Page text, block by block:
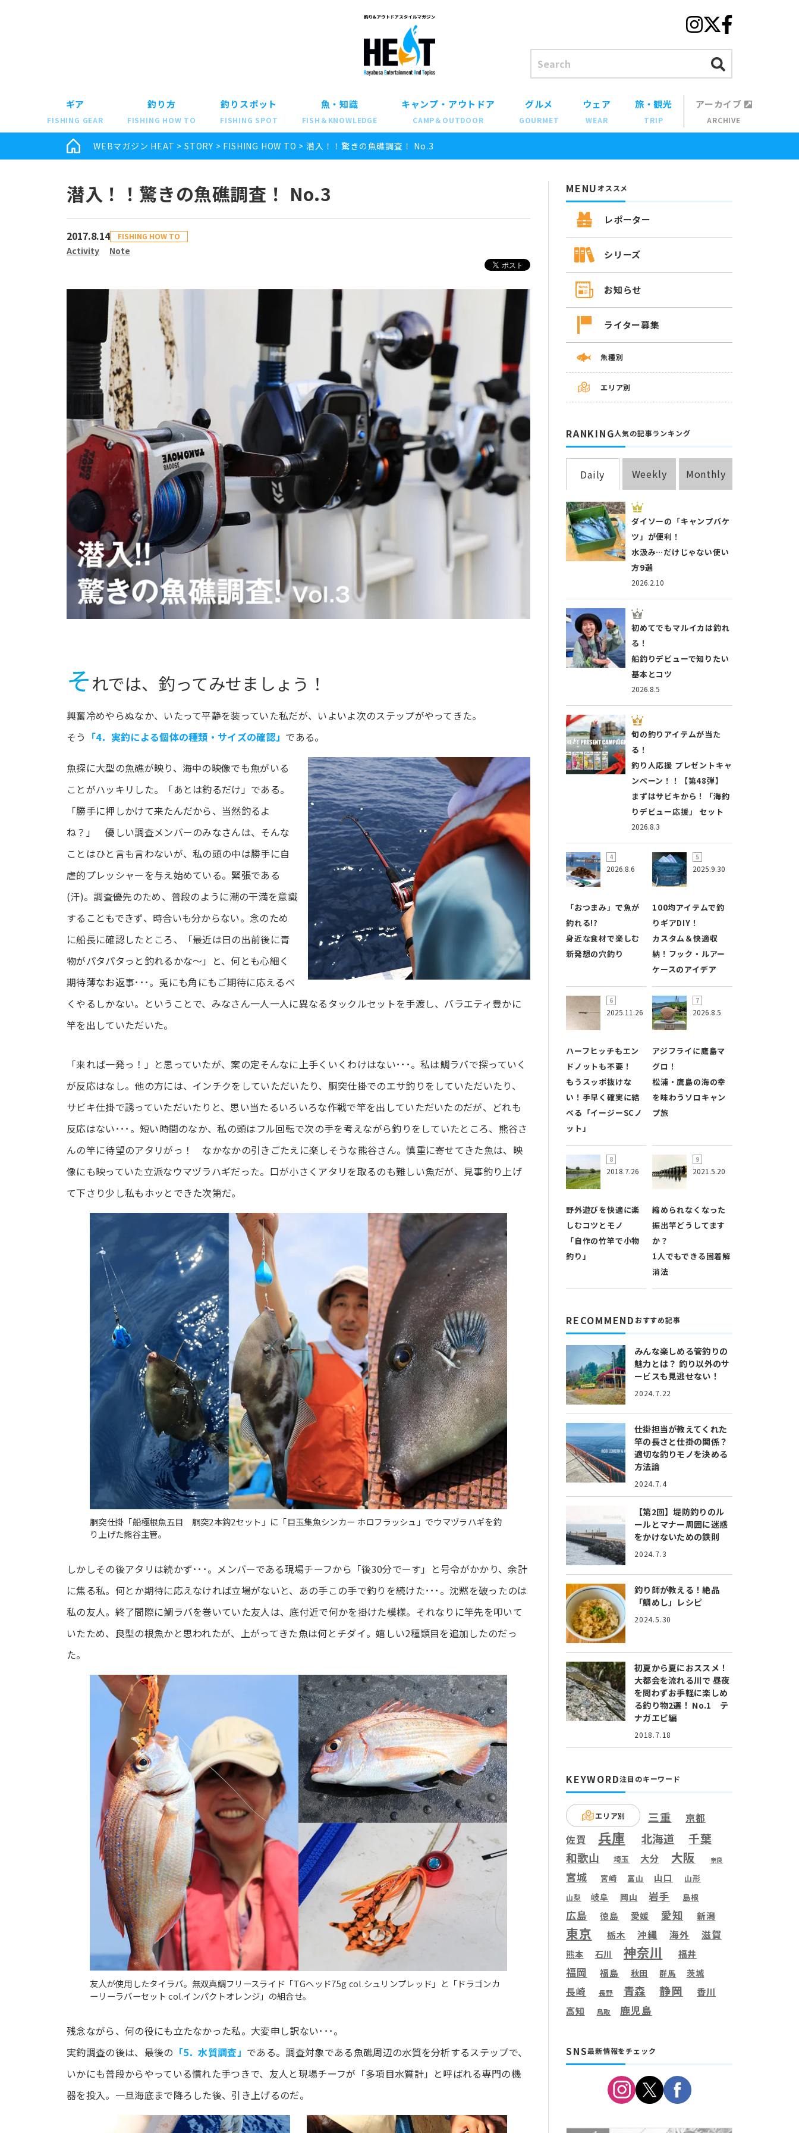
ギア
FISHING GEAR
釣り方
FISHING HOW TO
釣りスポット
FISHING SPOT
魚・知識
FISH＆KNOWLEDGE
キャンプ・アウトドア
CAMP＆OUTDOOR
グルメ
GOURMET
ウェア
WEAR
旅・観光
TRIP
アーカイブ
ARCHIVE
WEBマガジン HEAT >STORY > FISHING HOW TO >潜入！！驚きの魚礁調査！ No.3
潜入！！驚きの魚礁調査！ No.3
2017.8.14 FISHING HOW TO
Activity Note
それでは、釣ってみせましょう！
興奮冷めやらぬなか、いたって平静を装っていた私だが、いよいよ次のステップがやってきた。
そう 「4．実釣による個体の種類・サイズの確認」 である。
魚探に大型の魚礁が映り、海中の映像でも魚がいる
ことがハッキリした。「あとは釣るだけ」である。
「勝手に押しかけて来たんだから、当然釣るよ
ね？」 優しい調査メンバーのみなさんは、そんな
ことはひと言も言わないが、私の頭の中は勝手に自
虐的プレッシャーを与え始めている。緊張である
(汗)。調査優先のため、普段のように潮の干満を意識
することもできず、時合いも分からない。念のため
に船長に確認したところ、「最近は日の出前後に青
物がパタパタっと釣れるかな～」と、何とも心細く
期待薄なお返事･･･。兎にも角にもご期待に応えるべ
くやるしかない。ということで、みなさん一人一人に異なるタックルセットを手渡し、バラエティ豊かに
竿を出していただいた。
「来れば一発っ！」と思っていたが、案の定そんなに上手くいくわけはない･･･。私は鯛ラバで探っていく
が反応はなし。他の方には、インチクをしていただいたり、胴突仕掛でのエサ釣りをしていただいたり、
サビキ仕掛で誘っていただいたりと、思い当たるいろいろな作戦で竿を出していただいたのだが、どれも
反応はない･･･。短い時間のなか、私の頭はフル回転で次の手を考えながら釣りをしていたところ、熊谷さ
んの竿に待望のアタリがっ！ なかなかの引きごたえに楽しそうな熊谷さん。慎重に寄せてきた魚は、映
像にも映っていた立派なウマヅラハギだった。口が小さくアタリを取るのも難しい魚だが、見事釣り上げ
て下さり少し私もホッとできた次第だ。
胴突仕掛「船極根魚五目 胴突2本鈎2セット」に「目玉集魚シンカー ホロフラッシュ」でウマヅラハギを釣
り上げた熊谷主管。
しかしその後アタリは続かず･･･。メンバーである現場チーフから「後30分でーす」と号令がかかり、余計
に焦る私。何とか期待に応えなければ立場がないと、あの手この手で釣りを続けた･･･。沈黙を破ったのは
私の友人。終了間際に鯛ラバを巻いていた友人は、底付近で何かを掛けた模様。それなりに竿先を叩いて
いたため、良型の根魚かと思われたが、上がってきた魚は何とチダイ。嬉しい2種類目を追加したのだっ
た。
友人が使用したタイラバ。無双真鯛フリースライド「TGヘッド75g col.シュリンプレッド」と「ドラゴンカ
ーリーラバーセット col.インパクトオレンジ」の組合せ。
残念ながら、何の役にも立たなかった私。大変申し訳ない･･･。
実釣調査の後は、最後の 「5．水質調査」 である。調査対象である魚礁周辺の水質を分析するステップで、
いかにも普段からやっている慣れた手つきで、友人と現場チーフが「多項目水質計」と呼ばれる専門の機
器を投入。一旦海底まで降ろした後、引き上げるのだ。
MENUオススメ
レポーター
シリーズ
お知らせ
ライター募集
魚種別
エリア別
RANKING人気の記事ランキング
Daily Weekly Monthly
2026.2.10
ダイソーの「キャンプバケ
ツ」が便利！
水汲み…だけじゃない使い
方9選
2026.8.5
初めてでもマルイカは釣れ
る！
船釣りデビューで知りたい
基本とコツ
2026.8.3
旬の釣りアイテムが当た
る！
釣り人応援 プレゼントキャ
ンペーン！！【第48弾】
まずはサビキから！「海釣
りデビュー応援」 セット
2026.8.6
「おつまみ」で魚が
釣れる!?
身近な食材で楽しむ
新発想の穴釣り
2025.9.30
100均アイテムで釣
りギアDIY！
カスタム＆快適収
納！フック・ルアー
ケースのアイデア
2025.11.26
ハーフヒッチもエン
ドノットも不要！
もうスッポ抜けな
い！手早く確実に結
べる「イージーSCノ
ット」
2026.8.5
アジフライに鷹島マ
グロ！
松浦・鷹島の海の幸
を味わうソロキャン
プ旅
2018.7.26
野外遊びを快適に楽
しむコツとモノ
「自作の竹竿で小物
釣り」
2021.5.20
縮められなくなった
振出竿どうしてます
か？
1人でもできる固着解
消法
RECOMMEND おすすめ記事
みんな楽しめる管釣りの
魅力とは？ 釣り以外のサ
ービスも見逃せない！
2024.7.22
仕掛担当が教えてくれた
竿の長さと仕掛の関係？
適切な釣りモノを決める
方法論
2024.7.4
【第2回】堤防釣りのル
ールとマナー周囲に迷惑
をかけないための鉄則
2024.7.3
釣り師が教える！絶品
「鯛めし」レシピ
2024.5.30
初夏から夏におススメ！
大都会を流れる川で 昼夜
を問わずお手軽に楽しめ
る釣り物2選！ No.1 テ
ナガエビ編
2018.7.18
KEYWORD注目のキーワード
エリア別 三重 京都
佐賀 兵庫 北海道 千葉
和歌山 埼玉 大分 大阪 奈良
宮城 宮崎 富山 山口 山形
山梨 岐阜 岡山 岩手 島根
広島 徳島 愛媛 愛知 新潟
東京 栃木 沖縄 海外 滋賀
熊本 石川 神奈川 福井
福岡 福島 秋田 群馬 茨城
長崎 長野 青森 静岡 香川
高知 鳥取 鹿児島
SNS最新情報をチェック